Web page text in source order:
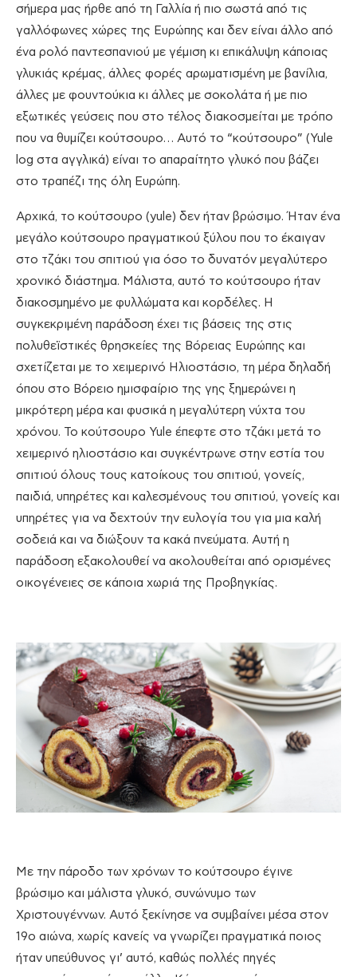
σήμερα μας ήρθε από τη Γαλλία ή πιο σωστά από τις
γαλλόφωνες χώρες της Ευρώπης και δεν είναι άλλο από
ένα ρολό παντεσπανιού με γέμιση κι επικάλυψη κάποιας
γλυκιάς κρέμας, άλλες φορές αρωματισμένη με βανίλια,
άλλες με φουντούκια κι άλλες με σοκολάτα ή με πιο
εξωτικές γεύσεις που στο τέλος διακοσμείται με τρόπο
που να θυμίζει κούτσουρο… Αυτό το “κούτσουρο” (Yule
log στα αγγλικά) είναι το απαραίτητο γλυκό που βάζει
στο τραπέζι της όλη Ευρώπη.
Αρχικά, το κούτσουρο (yule) δεν ήταν βρώσιμο. Ήταν ένα
μεγάλο κούτσουρο πραγματικού ξύλου που το έκαιγαν
στο τζάκι του σπιτιού για όσο το δυνατόν μεγαλύτερο
χρονικό διάστημα. Μάλιστα, αυτό το κούτσουρο ήταν
διακοσμημένο με φυλλώματα και κορδέλες. Η
συγκεκριμένη παράδοση έχει τις βάσεις της στις
πολυθεϊστικές θρησκείες της Βόρειας Ευρώπης και
σχετίζεται με το χειμερινό Ηλιοστάσιο, τη μέρα δηλαδή
όπου στο Βόρειο ημισφαίριο της γης ξημερώνει η
μικρότερη μέρα και φυσικά η μεγαλύτερη νύχτα του
χρόνου. Το κούτσουρο Yule έπεφτε στο τζάκι μετά το
χειμερινό ηλιοστάσιο και συγκέντρωνε στην εστία του
σπιτιού όλους τους κατοίκους του σπιτιού, γονείς,
παιδιά, υπηρέτες και καλεσμένους του σπιτιού, γονείς και
υπηρέτες για να δεχτούν την ευλογία του για μια καλή
σοδειά και να διώξουν τα κακά πνεύματα. Αυτή η
παράδοση εξακολουθεί να ακολουθείται από ορισμένες
οικογένειες σε κάποια χωριά της Προβηγκίας.
Με την πάροδο των χρόνων το κούτσουρο έγινε
βρώσιμο και μάλιστα γλυκό, συνώνυμο των
Χριστουγέννων. Αυτό ξεκίνησε να συμβαίνει μέσα στον
19ο αιώνα, χωρίς κανείς να γνωρίζει πραγματικά ποιος
ήταν υπεύθυνος γι’ αυτό, καθώς πολλές πηγές